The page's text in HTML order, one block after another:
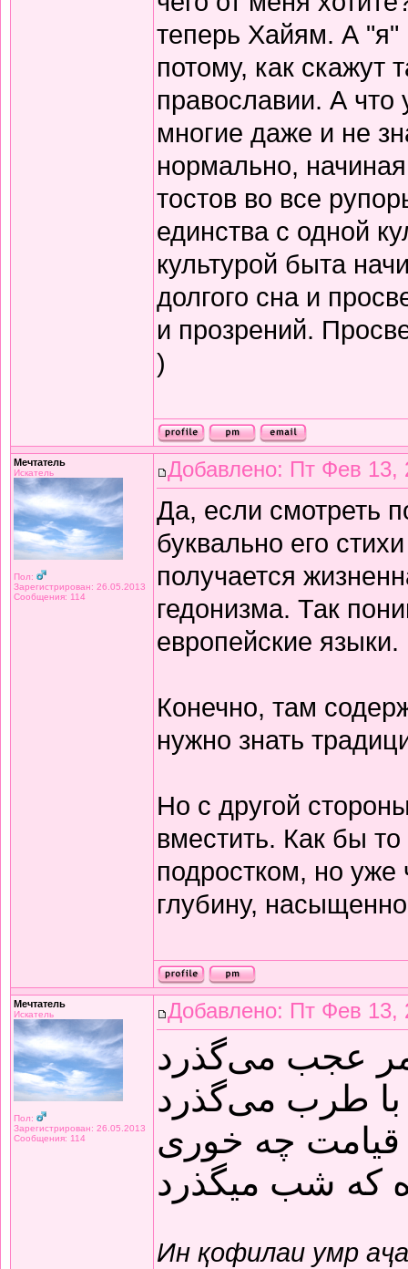
теперь Хайям. А "я"
потому, как скажут
православии. А что
многие даже и не
нормально,
тостов во все
единства с одной
культурой быта
долгого сна и
и прозрений.
)
Мечтатель
Искатель
Пол:
Зарегистрирован: 26.05.2013
Сообщения: 114
Добавлено: Пт Фев 13,
Да, если смотреть
буквально его
получается
гедонизма. Так
европейские языки.
Конечно, там
нужно знать
Но с другой
вместить. Как бы
подростком, но уже
глубину,
Мечтатель
Искатель
Пол:
Зарегистрирован: 26.05.2013
Сообщения: 114
Добавлено: Пт Фев 13,
عجب می‌گذرد
طرب می‌گذرد
چه خوری
که شب میگذرد
Ин қофилаи умр